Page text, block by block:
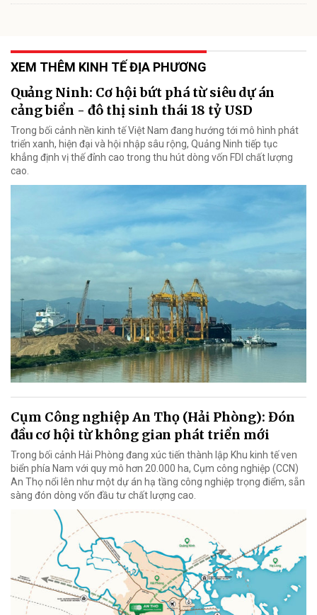
XEM THÊM KINH TẾ ĐỊA PHƯƠNG
Quảng Ninh: Cơ hội bứt phá từ siêu dự án
cảng biển - đô thị sinh thái 18 tỷ USD
Trong bối cảnh nền kinh tế Việt Nam đang hướng tới mô hình phát
triển xanh, hiện đại và hội nhập sâu rộng, Quảng Ninh tiếp tục
khẳng định vị thế đỉnh cao trong thu hút dòng vốn FDI chất lượng
cao.
Cụm Công nghiệp An Thọ (Hải Phòng): Đón
đầu cơ hội từ không gian phát triển mới
Trong bối cảnh Hải Phòng đang xúc tiến thành lập Khu kinh tế ven
biển phía Nam với quy mô hơn 20.000 ha, Cụm công nghiệp (CCN)
An Thọ nổi lên như một dự án hạ tầng công nghiệp trọng điểm, sẵn
sàng đón dòng vốn đầu tư chất lượng cao.